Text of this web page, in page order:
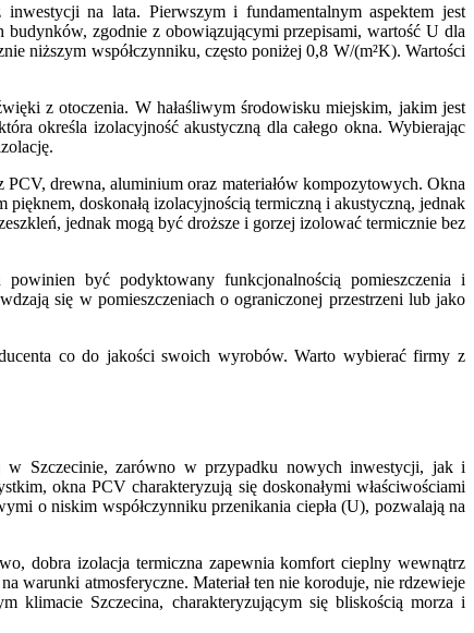
na lata. Pierwszym i fundamentalnym aspektem jest
budynków, zgodnie z obowiązującymi przepisami, wartość U dla
niższym współczynniku, często poniżej 0,8 W/(m²K). Wartości
z otoczenia. W hałaśliwym środowisku miejskim, jakim jest
określa izolacyjność akustyczną dla całego okna. Wybierając
drewna, aluminium oraz materiałów kompozytowych. Okna
doskonałą izolacyjnością termiczną i akustyczną, jednak
jednak mogą być droższe i gorzej izolować termicznie bez
być podyktowany funkcjonalnością pomieszczenia i
się w pomieszczeniach o ograniczonej przestrzeni lub jako
co do jakości swoich wyrobów. Warto wybierać firmy z
w Szczecinie, zarówno w przypadku nowych inwestycji, jak i
okna PCV charakteryzują się doskonałymi właściwościami
o niskim współczynniku przenikania ciepła (U), pozwalają na
dobra izolacja termiczna zapewnia komfort cieplny wewnątrz
warunki atmosferyczne. Materiał ten nie koroduje, nie rdzewieje
klimacie Szczecina, charakteryzującym się bliskością morza i